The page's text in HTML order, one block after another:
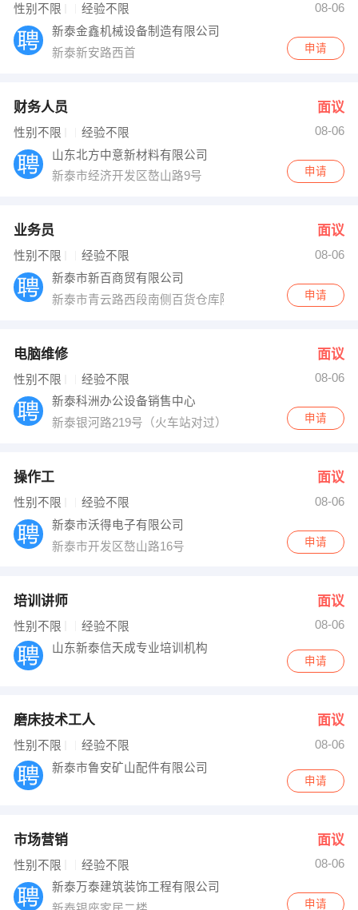
性别不限 经验不限
08-06
新泰金鑫机械设备制造有限公司
新泰新安路西首
申请
财务人员 面议
性别不限 经验不限
08-06
山东北方中意新材料有限公司
新泰市经济开发区嶅山路9号
申请
业务员 面议
性别不限 经验不限
08-06
新泰市新百商贸有限公司
新泰市青云路西段南侧百货仓库院内
申请
电脑维修 面议
性别不限 经验不限
08-06
新泰科洲办公设备销售中心
新泰银河路219号（火车站对过）
申请
操作工 面议
性别不限 经验不限
08-06
新泰市沃得电子有限公司
新泰市开发区嶅山路16号
申请
培训讲师 面议
性别不限 经验不限
08-06
山东新泰信天成专业培训机构
申请
磨床技术工人 面议
性别不限 经验不限
08-06
新泰市鲁安矿山配件有限公司
申请
市场营销 面议
性别不限 经验不限
08-06
新泰万泰建筑装饰工程有限公司
申请